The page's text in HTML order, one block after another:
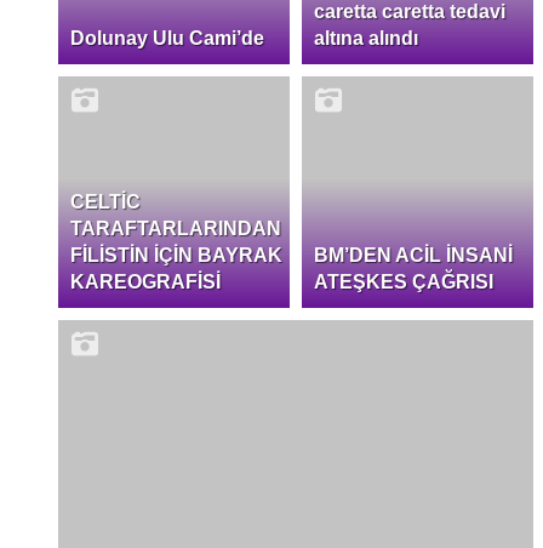
Dolunay Ulu Cami’de
caretta caretta tedavi
altına alındı
CELTİC
TARAFTARLARINDAN
FİLİSTİN İÇİN BAYRAK
KAREOGRAFİSİ
BM’DEN ACİL İNSANİ
ATEŞKES ÇAĞRISI